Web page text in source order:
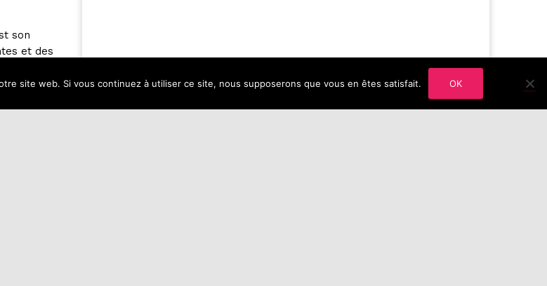
son
et des
une
site web. Si vous continuez à utiliser ce site, nous supposerons que vous en êtes satisfait. OK